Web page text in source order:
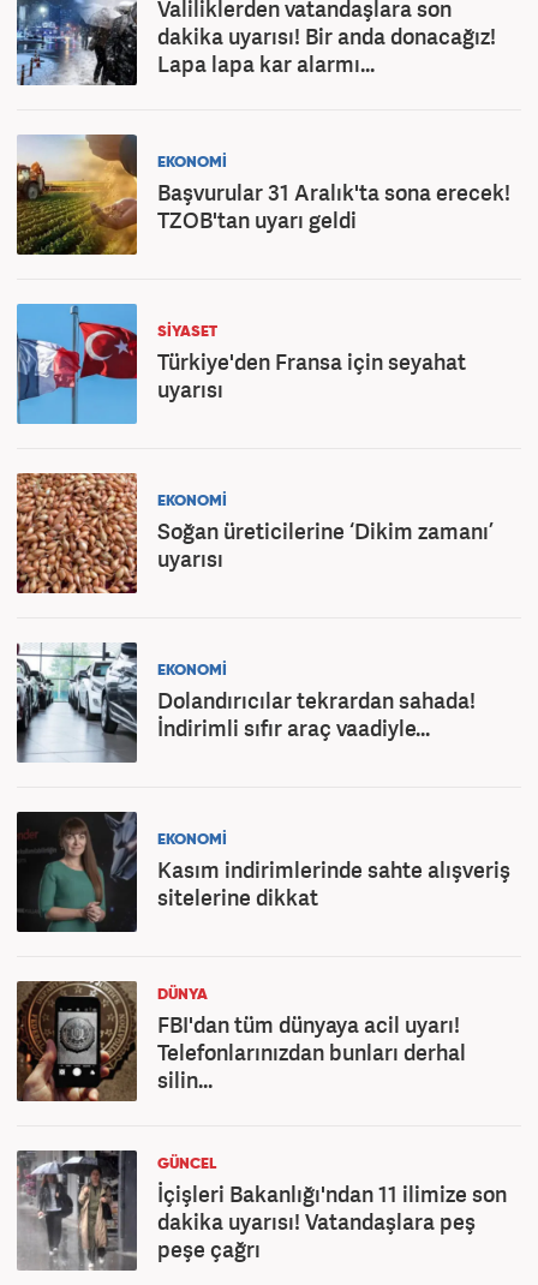
Valiliklerden vatandaşlara son
dakika uyarısı! Bir anda donacağız!
Lapa lapa kar alarmı...
EKONOMİ
Başvurular 31 Aralık'ta sona erecek!
TZOB'tan uyarı geldi
SİYASET
Türkiye'den Fransa için seyahat
uyarısı
EKONOMİ
Soğan üreticilerine ‘Dikim zamanı’
uyarısı
EKONOMİ
Dolandırıcılar tekrardan sahada!
İndirimli sıfır araç vaadiyle...
EKONOMİ
Kasım indirimlerinde sahte alışveriş
sitelerine dikkat
DÜNYA
FBI'dan tüm dünyaya acil uyarı!
Telefonlarınızdan bunları derhal
silin...
GÜNCEL
İçişleri Bakanlığı'ndan 11 ilimize son
dakika uyarısı! Vatandaşlara peş
peşe çağrı